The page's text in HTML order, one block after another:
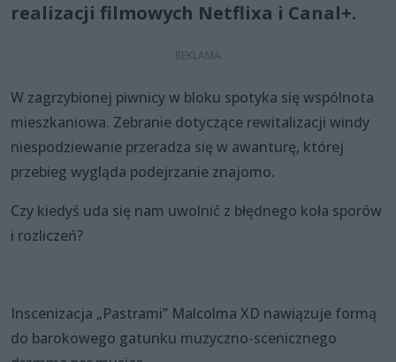
realizacji filmowych Netflixa i Canal+.
W zagrzybionej piwnicy w bloku spotyka się wspólnota
mieszkaniowa. Zebranie dotyczące rewitalizacji windy
niespodziewanie przeradza się w awanturę, której
przebieg wygląda podejrzanie znajomo.
Czy kiedyś uda się nam uwolnić z błędnego koła sporów
i rozliczeń?
Inscenizacja „Pastrami” Malcolma XD nawiązuje formą
do barokowego gatunku muzyczno-scenicznego